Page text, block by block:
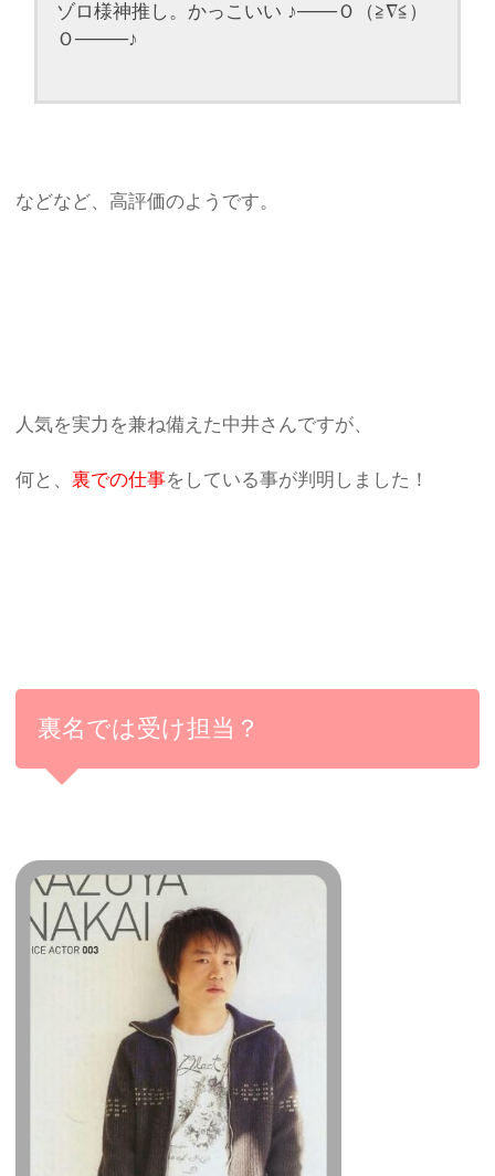
ゾロ様神推し。かっこいい ♪───Ｏ（≧∇≦）
Ｏ────♪
などなど、高評価のようです。
人気を実力を兼ね備えた中井さんですが、
何と、 裏での仕事をしている事が判明しました！
裏名では受け担当？